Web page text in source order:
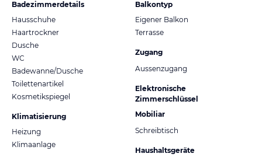
Badezimmerdetails
Hausschuhe
Haartrockner
Dusche
WC
Badewanne/Dusche
Toilettenartikel
Kosmetikspiegel
Klimatisierung
Heizung
Klimaanlage
Balkontyp
Eigener Balkon
Terrasse
Zugang
Aussenzugang
Elektronische
Zimmerschlüssel
Mobiliar
Schreibtisch
Haushaltsgeräte